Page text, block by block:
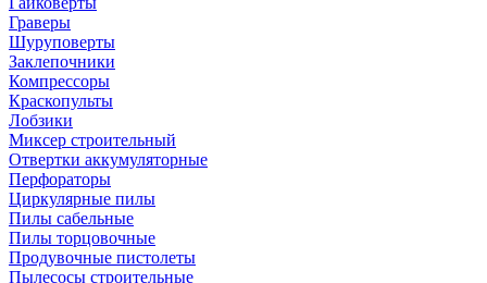
Граверы
Шуруповерты
Заклепочники
Компрессоры
Краскопульты
Лобзики
Миксер строительный
Отвертки аккумуляторные
Перфораторы
Циркулярные пилы
Пилы сабельные
Пилы торцовочные
Продувочные пистолеты
Пылесосы строительные